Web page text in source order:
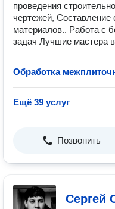
проведения
чертежей, Составление
материалов.. Работа с
задач Лучшие мастера
Обработка
Ещё 39 услуг
Позвонить
Сергей